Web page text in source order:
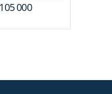
105 000